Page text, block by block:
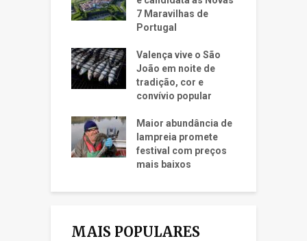
7 Maravilhas de
Portugal
Valença vive o São
João em noite de
tradição, cor e
convívio popular
Maior abundância de
lampreia promete
festival com preços
mais baixos
MAIS POPULARES